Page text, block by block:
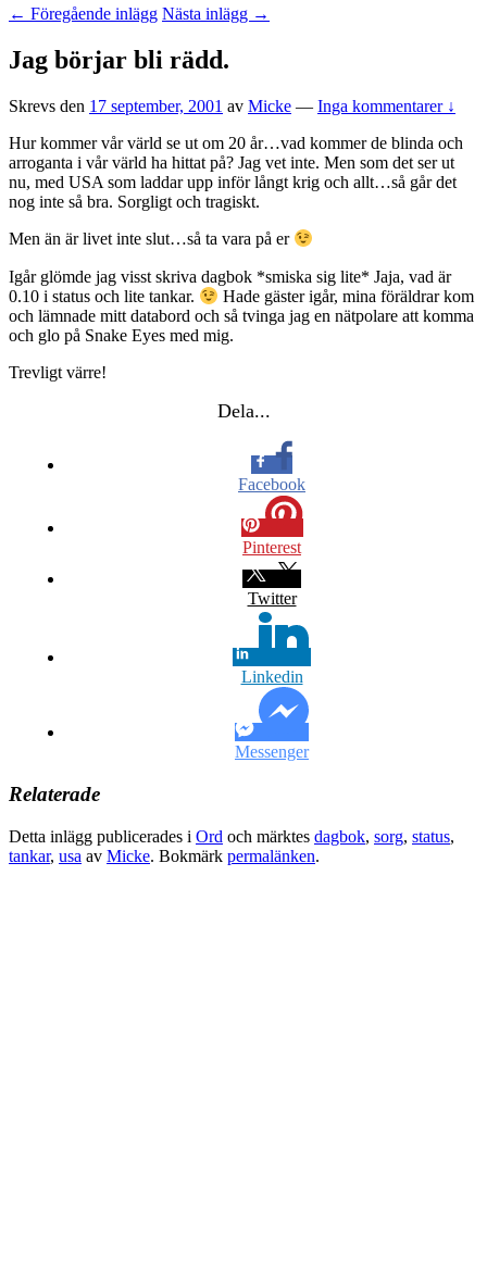
← Föregående inlägg Nästa inlägg →
Jag börjar bli rädd.
Skrevs den 17 september, 2001 av Micke — Inga kommentarer ↓
Hur kommer vår värld se ut om 20 år…vad kommer de blinda och
arroganta i vår värld ha hittat på? Jag vet inte. Men som det ser ut
nu, med USA som laddar upp inför långt krig och allt…så går det
nog inte så bra. Sorgligt och tragiskt.
Men än är livet inte slut…så ta vara på er
Igår glömde jag visst skriva dagbok *smiska sig lite* Jaja, vad är
0.10 i status och lite tankar.
Hade gäster igår, mina föräldrar kom
och lämnade mitt databord och så tvinga jag en nätpolare att komma
och glo på Snake Eyes med mig.
Trevligt värre!
Dela...
Facebook
Pinterest
Twitter
Linkedin
Messenger
Relaterade
Detta inlägg publicerades i Ord och märktes dagbok, sorg, status,
tankar, usa av Micke. Bokmärk permalänken.